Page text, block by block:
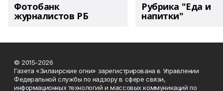
Фотобанк
журналистов РБ
Рубрика "Еда и
напитки"
© 2015-2026
Газета «Зилаирские огни» зарегистрирована в Управлении
Федеральной службы по надзору в сфере связи,
информационных технологий и массовых коммуникаций по